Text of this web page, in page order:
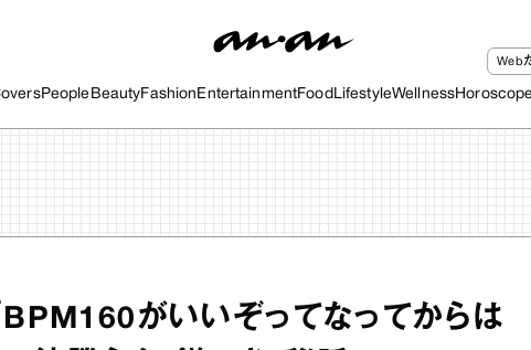
People BeautyFashion EntertainmentFood LifestyleWellness
Web
BPM160がいいぞってなってからは